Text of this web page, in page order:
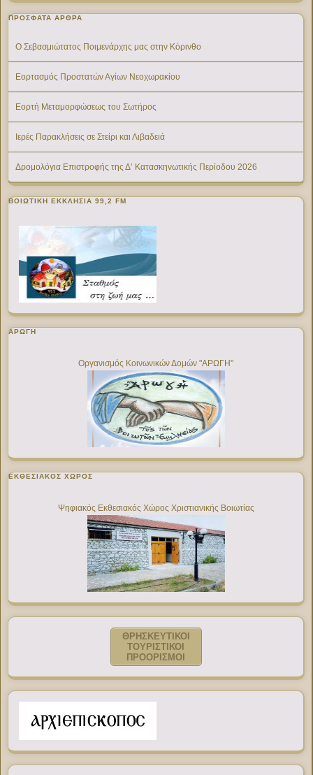
ΠΡΌΣΦΑΤΑ ΆΡΘΡΑ
Ο Σεβασμιώτατος Ποιμενάρχης μας στην Κόρινθο
Εορτασμός Προστατών Αγίων Νεοχωρακίου
Εορτή Μεταμορφώσεως του Σωτήρος
Ιερές Παρακλήσεις σε Στείρι και Λιβαδειά
Δρομολόγια Επιστροφής της Δ’ Κατασκηνωτικής Περίοδου 2026
ΒΟΙΩΤΙΚΉ ΕΚΚΛΗΣΊΑ 99,2 FM
ΑΡΩΓΗ
Οργανισμός Κοινωνικών Δομών "ΑΡΩΓΗ"
ΕΚΘΕΣΙΑΚΌΣ ΧΏΡΟΣ
Ψηφιακός Εκθεσιακός Χώρος Χριστιανικής Βοιωτίας
ΘΡΗΣΚΕΥΤΙΚΟΙ
ΤΟΥΡΙΣΤΙΚΟΙ
ΠΡΟΟΡΙΣΜΟΙ